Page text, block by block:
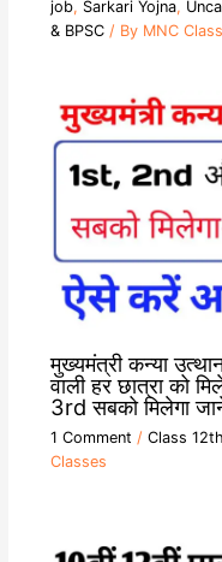
job, Sarkari Yojna,
& BPSC/ By MNC
मुख्यमंत्री कन्या
वाली हर छात्रा को
3rd सबको मिलेगा
1 Comment / Class 12th
Classes